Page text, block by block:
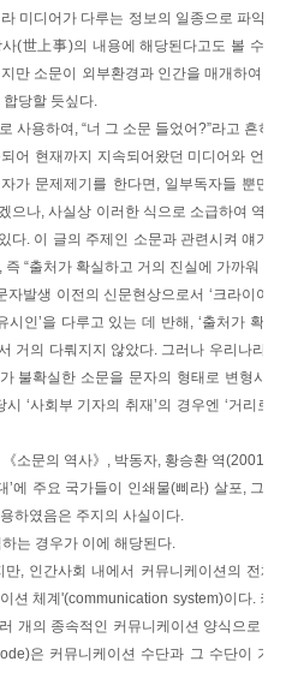
미디어가 다루는 정보의 일종으로 파악하
(世上事)의 내용에 해당된다고도 볼 수 있
만 소문이 외부환경과 인간을 매개하여 준
당할 듯싶다.
사용하여, “너 그 소문 들었어?”라고 흔히들
어 현재까지 지속되어왔던 미디어와 언론
가 문제제기를 한다면, 일부독자들 뿐만
으나, 사실상 이러한 식으로 소급하여 역사
다. 이 글의 주제인 소문과 관련시켜 얘기
“출처가 확실하고 거의 진실에 가까워 신
발생 이전의 신문현상으로서 ‘크라이어
시인’을 다루고 있는 데 반해, ‘출처가 확실
거의 다뤄지지 않았다. 그러나 우리나라의
불확실한 소문을 문자의 형태로 변형시켜
‘사회부 기자의 취재’의 경우엔 ‘거리로
소문의 역사》, 박동자, 황승환 역(2001),
’에 주요 국가들이 인쇄물(삐라) 살포, 그리
하였음은 주지의 사실이다.
는 경우가 이에 해당된다.
, 인간사회 내에서 커뮤니케이션의 전체
션 체계'(communication system)이다. 커
개의 종속적인 커뮤니케이션 양식으로 구
은 커뮤니케이션 수단과 그 수단이 기